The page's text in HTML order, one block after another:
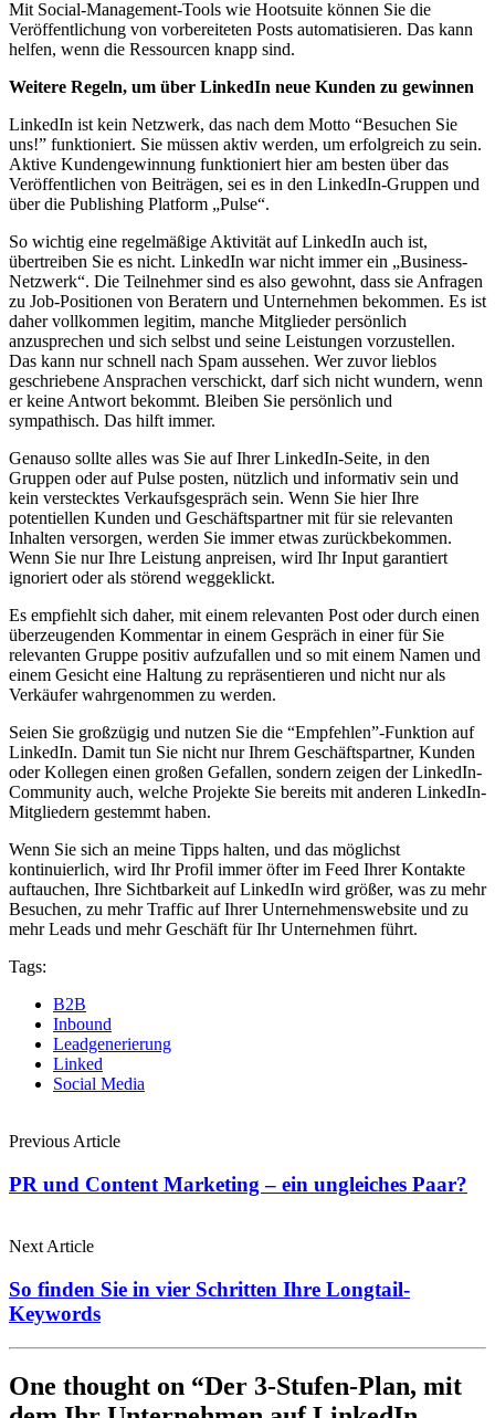
Mit Social-Management-Tools wie Hootsuite können Sie die
Veröffentlichung von vorbereiteten Posts automatisieren. Das kann
helfen, wenn die Ressourcen knapp sind.
Weitere Regeln, um über LinkedIn neue Kunden zu gewinnen
LinkedIn ist kein Netzwerk, das nach dem Motto “Besuchen Sie
uns!” funktioniert. Sie müssen aktiv werden, um erfolgreich zu sein.
Aktive Kundengewinnung funktioniert hier am besten über das
Veröffentlichen von Beiträgen, sei es in den LinkedIn-Gruppen und
über die Publishing Platform „Pulse“.
So wichtig eine regelmäßige Aktivität auf LinkedIn auch ist,
übertreiben Sie es nicht. LinkedIn war nicht immer ein „Business-
Netzwerk“. Die Teilnehmer sind es also gewohnt, dass sie Anfragen
zu Job-Positionen von Beratern und Unternehmen bekommen. Es ist
daher vollkommen legitim, manche Mitglieder persönlich
anzusprechen und sich selbst und seine Leistungen vorzustellen.
Das kann nur schnell nach Spam aussehen. Wer zuvor lieblos
geschriebene Ansprachen verschickt, darf sich nicht wundern, wenn
er keine Antwort bekommt. Bleiben Sie persönlich und
sympathisch. Das hilft immer.
Genauso sollte alles was Sie auf Ihrer LinkedIn-Seite, in den
Gruppen oder auf Pulse posten, nützlich und informativ sein und
kein verstecktes Verkaufsgespräch sein. Wenn Sie hier Ihre
potentiellen Kunden und Geschäftspartner mit für sie relevanten
Inhalten versorgen, werden Sie immer etwas zurückbekommen.
Wenn Sie nur Ihre Leistung anpreisen, wird Ihr Input garantiert
ignoriert oder als störend weggeklickt.
Es empfiehlt sich daher, mit einem relevanten Post oder durch einen
überzeugenden Kommentar in einem Gespräch in einer für Sie
relevanten Gruppe positiv aufzufallen und so mit einem Namen und
einem Gesicht eine Haltung zu repräsentieren und nicht nur als
Verkäufer wahrgenommen zu werden.
Seien Sie großzügig und nutzen Sie die “Empfehlen”-Funktion auf
LinkedIn. Damit tun Sie nicht nur Ihrem Geschäftspartner, Kunden
oder Kollegen einen großen Gefallen, sondern zeigen der LinkedIn-
Community auch, welche Projekte Sie bereits mit anderen LinkedIn-
Mitgliedern gestemmt haben.
Wenn Sie sich an meine Tipps halten, und das möglichst
kontinuierlich, wird Ihr Profil immer öfter im Feed Ihrer Kontakte
auftauchen, Ihre Sichtbarkeit auf LinkedIn wird größer, was zu mehr
Besuchen, zu mehr Traffic auf Ihrer Unternehmenswebsite und zu
mehr Leads und mehr Geschäft für Ihr Unternehmen führt.
Tags:
B2B
Inbound
Leadgenerierung
Linked
Social Media
Previous Article
PR und Content Marketing – ein ungleiches Paar?
Next Article
So finden Sie in vier Schritten Ihre Longtail-
Keywords
One thought on “Der 3-Stufen-Plan, mit